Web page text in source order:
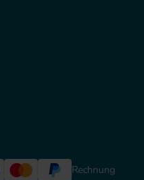
Rechnung